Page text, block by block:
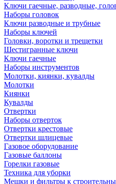
Ключи гаечные, разводные,
Наборы головок
Ключи разводные и трубные
Наборы ключей
Головки, воротки и трещетки
Шестигранные ключи
Ключи гаечные
Наборы инструментов
Молотки, киянки, кувалды
Молотки
Киянки
Кувалды
Отвертки
Наборы отверток
Отвертки крестовые
Отвертки шлицевые
Газовое оборудование
Газовые баллоны
Горелки газовые
Техника для уборки
Мешки и фильтры к